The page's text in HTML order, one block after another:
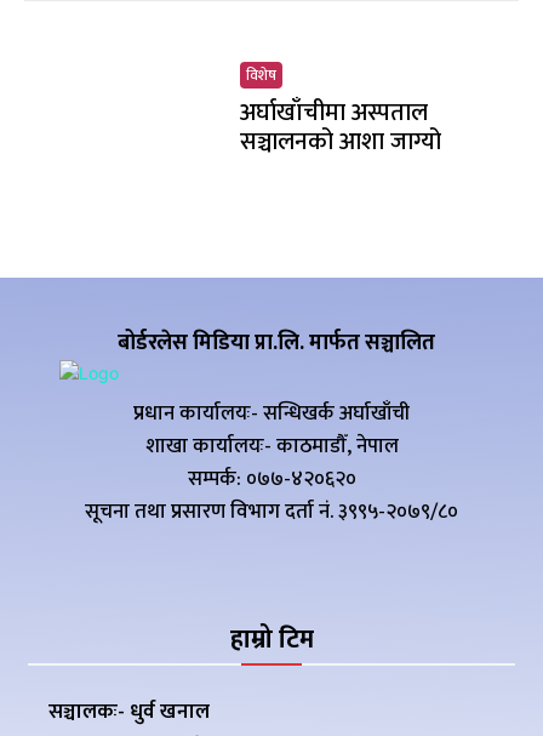
विशेष
अर्घाखाँचीमा अस्पताल
सञ्चालनको आशा जाग्यो
बोर्डरलेस मिडिया प्रा.लि. मार्फत सञ्चालित
प्रधान कार्यालयः- सन्धिखर्क अर्घाखाँची
शाखा कार्यालयः- काठमाडौँ, नेपाल
सम्पर्क: ०७७-४२०६२०
सूचना तथा प्रसारण विभाग दर्ता नं. ३९९५-२०७९/८०
हाम्रो टिम
सञ्चालकः- धुर्व खनाल